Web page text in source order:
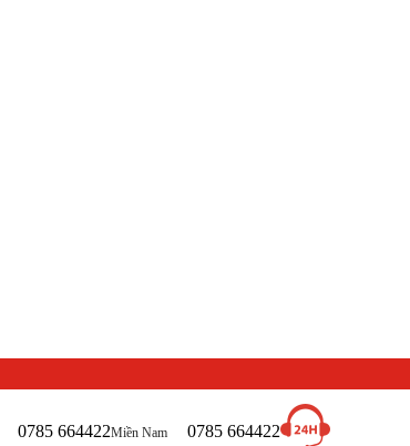
0785 664422Miền Nam 0785 664422